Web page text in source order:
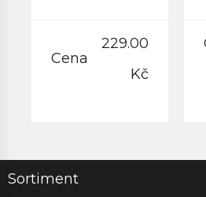
Cena
229.00
Kč
Sortiment